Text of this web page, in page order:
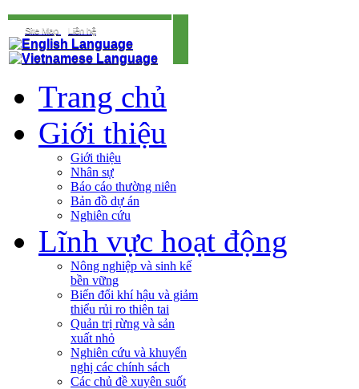
Site Map Liên hệ
Trang chủ
Giới thiệu
Giới thiệu
Nhân sự
Báo cáo thường niên
Bản đồ dự án
Nghiên cứu
Lĩnh vực hoạt động
Nông nghiệp và sinh kế
bền vững
Biến đổi khí hậu và giảm
thiểu rủi ro thiên tai
Quản trị rừng và sản
xuất nhỏ
Nghiên cứu và khuyến
nghị các chính sách
Các chủ đề xuyên suốt